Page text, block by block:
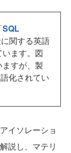
SQL
関する英語
ます。図
すが、製
化されてい
イソレーショ
説し、マテリ